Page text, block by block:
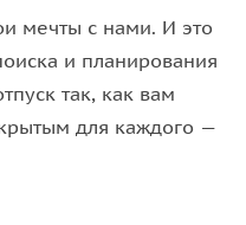
мечты с нами. И это
и планирования
так, как вам
для каждого —